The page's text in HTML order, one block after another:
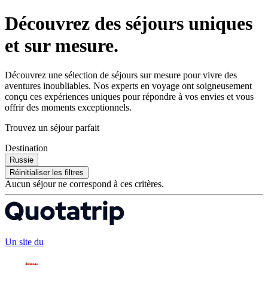
Découvrez des séjours uniques
et sur mesure.
Découvrez une sélection de séjours sur mesure pour vivre des
aventures inoubliables. Nos experts en voyage ont soigneusement
conçu ces expériences uniques pour répondre à vos envies et vous
offrir des moments exceptionnels.
Trouvez un séjour parfait
Destination
Russie
Réinitialiser les filtres
Aucun séjour ne correspond à ces critères.
Un site du